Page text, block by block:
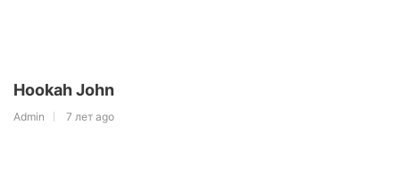
Hookah John
Admin 7 лет ago